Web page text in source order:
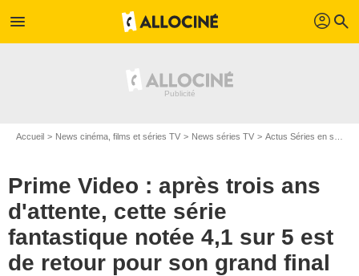
menu profil search
Accueil News cinéma, films et séries TV News séries TV Actus Séries en streaming
Prime Video : après trois ans
d'attente, cette série
fantastique notée 4,1 sur 5 est
de retour pour son grand final